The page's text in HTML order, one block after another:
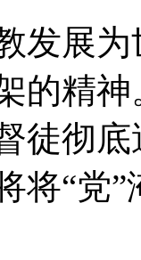
发展
的精
徒彻
将“党”